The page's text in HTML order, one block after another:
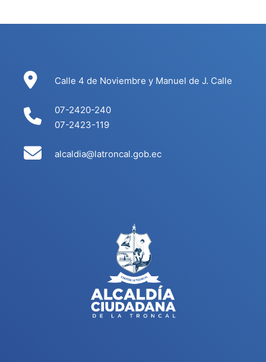
Calle 4 de Noviembre y Manuel de J. Calle
07-2420-240
07-2423-119
alcaldia@latroncal.gob.ec